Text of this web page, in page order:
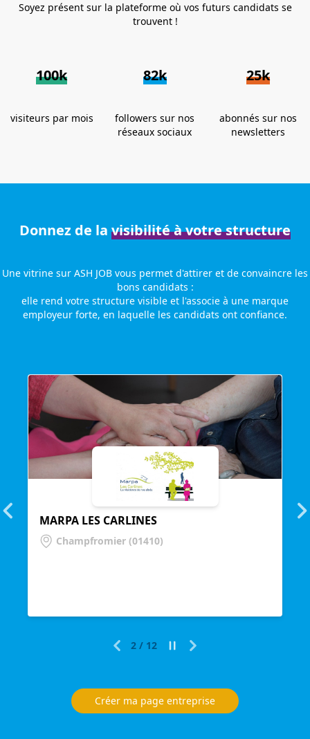
Soyez présent sur la plateforme où vos futurs candidats se
trouvent !
100k
visiteurs par mois
82k
followers sur nos
réseaux sociaux
25k
abonnés sur nos
newsletters
Donnez de la visibilité à votre structure
Une vitrine sur ASH JOB vous permet d'attirer et de convaincre les
bons candidats :
elle rend votre structure visible et l'associe à une marque
employeur forte, en laquelle les candidats ont confiance.
MARPA LES CARLINES
Champfromier (01410)
2 / 12
Précédent
Créer ma page entreprise